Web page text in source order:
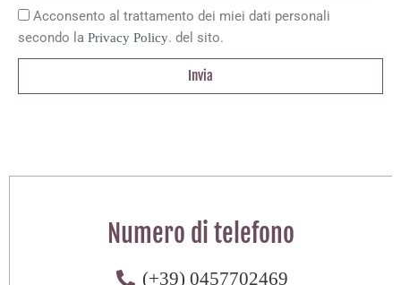
Acconsento al trattamento dei miei dati personali
secondo la Privacy Policy. del sito.
Invia
Numero di telefono
(+39) 0457702469